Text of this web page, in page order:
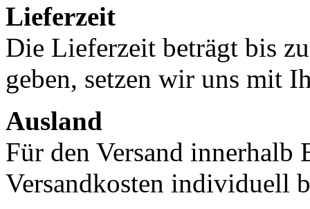
Lieferzeit
Die Lieferzeit beträgt bis
geben, setzen wir uns mit
Ausland
Für den Versand innerhalb
Versandkosten individuell